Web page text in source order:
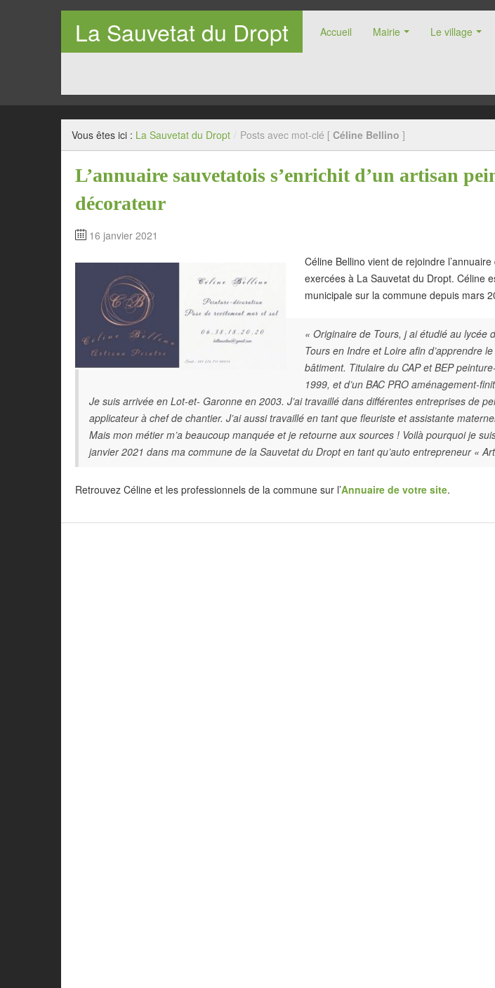
La Sauvetat du Dropt Accueil Mairie Le village
Vous êtes ici : La Sauvetat du Dropt / Posts avec mot-clé [ Céline Bellino ]
L’annuaire sauvetatois s’enrichit d’un artisan
décorateur
16 janvier 2021
Céline Bellino vient de rejoindre
exercées à La Sauvetat du Dropt. Céline
municipale sur la commune depuis mars
« Originaire de Tours, j ai étudié au lycée
Tours en Indre et Loire afin d’apprendre
bâtiment. Titulaire du CAP et BEP
1999, et d’un BAC PRO aménagement-
Je suis arrivée en Lot-et- Garonne en 2003. J’ai travaillé dans différentes entreprises de
applicateur à chef de chantier. J’ai aussi travaillé en tant que fleuriste et assistante
Mais mon métier m’a beaucoup manquée et je retourne aux sources ! Voilà pourquoi je
janvier 2021 dans ma commune de la Sauvetat du Dropt en tant qu’auto entrepreneur «
Retrouvez Céline et les professionnels de la commune sur l’Annuaire de votre site.